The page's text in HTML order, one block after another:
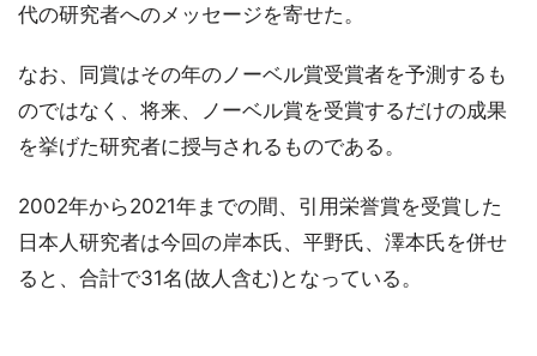
代の研究者へのメッセージを寄せた。
なお、同賞はその年のノーベル賞受賞者を予測するも
のではなく、将来、ノーベル賞を受賞するだけの成果
を挙げた研究者に授与されるものである。
2002年から2021年までの間、引用栄誉賞を受賞した
日本人研究者は今回の岸本氏、平野氏、澤本氏を併せ
ると、合計で31名(故人含む)となっている。